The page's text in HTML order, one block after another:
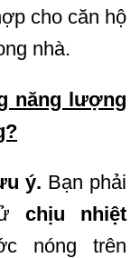
cho căn hộ
nhà.
năng lượng
ý. Bạn phải
tửchịu nhiệt
nóng trên